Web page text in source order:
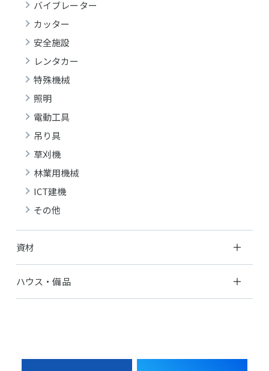
バイブレーター
カッター
安全施設
レンタカー
特殊機械
照明
電動工具
吊り具
草刈機
林業用機械
ICT建機
その他
資材
ハウス・備品